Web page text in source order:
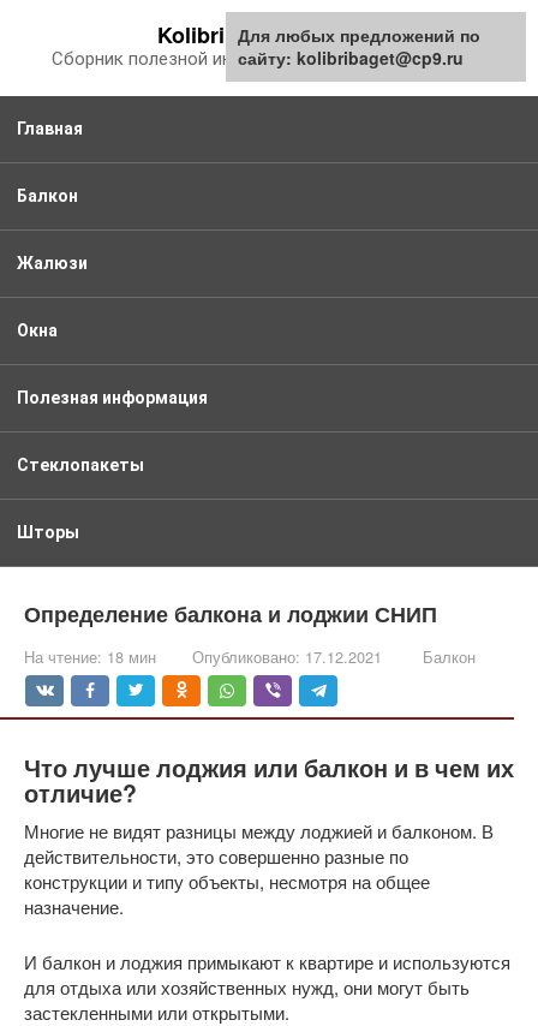
контенту
Kolibribaget.ru
Сборник полезной информации про балкон
Главная
Балкон
Жалюзи
Окна
Полезная информация
Стеклопакеты
Шторы
Определение балкона и лоджии СНИП
На чтение: 18 мин Опубликовано: 17.12.2021 Балкон
Что лучше лоджия или балкон и в чем их
отличие?
Многие не видят разницы между лоджией и балконом. В
действительности, это совершенно разные по
конструкции и типу объекты, несмотря на общее
назначение.
И балкон и лоджия примыкают к квартире и используются
для отдыха или хозяйственных нужд, они могут быть
застекленными или открытыми.
Для любых предложений по
сайту: kolibribaget@cp9.ru